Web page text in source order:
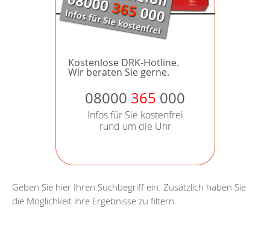
Kostenlose DRK-Hotline.
Wir beraten Sie gerne.
08000 365 000
Infos für Sie kostenfrei
rund um die Uhr
Geben Sie hier Ihren Suchbegriff ein. Zusätzlich haben Sie
die Möglichkeit ihre Ergebnisse zu filtern.